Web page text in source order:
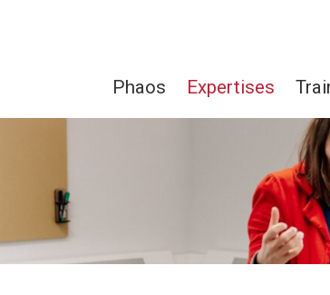
Phaos Expertises